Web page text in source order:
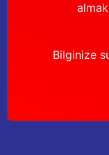
Bilginize